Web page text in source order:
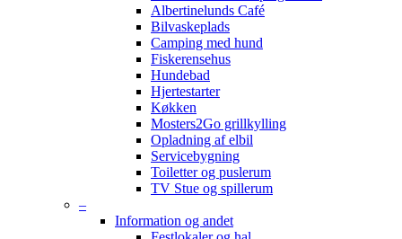
Albertinelunds Café
Bilvaskeplads
Camping med hund
Fiskerensehus
Hundebad
Hjertestarter
Køkken
Mosters2Go grillkylling
Opladning af elbil
Servicebygning
Toiletter og puslerum
TV Stue og spillerum
–
Information og andet